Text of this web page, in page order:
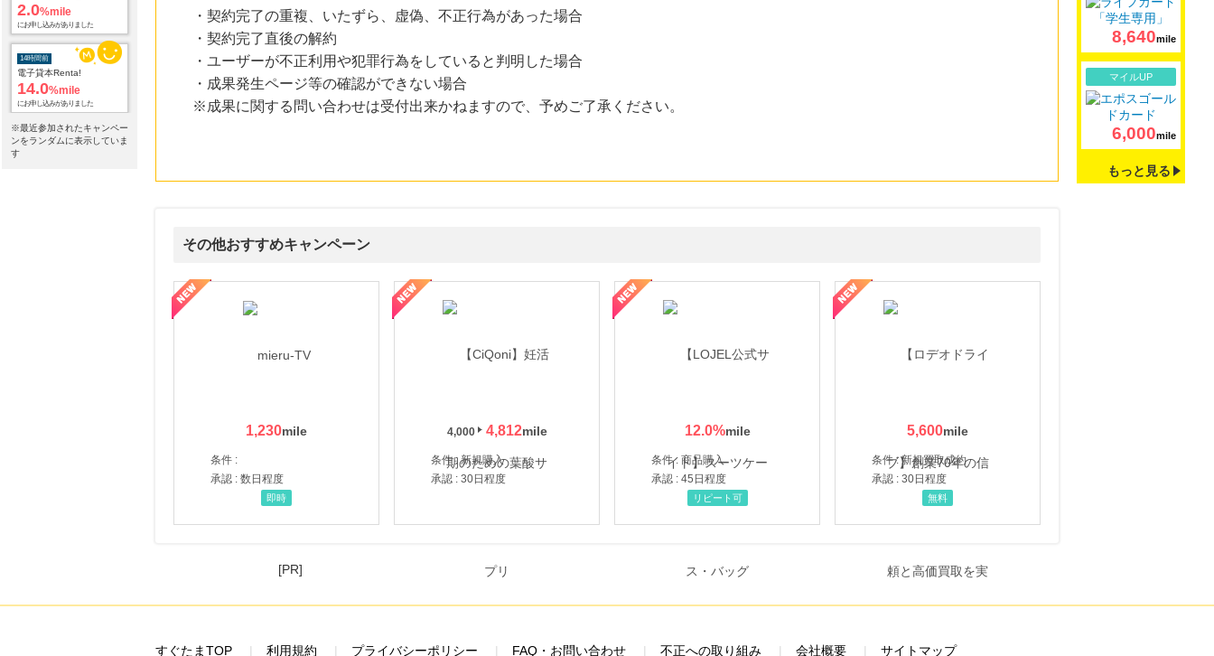
2.0%mile
にお申し込みがありました
14時間前
電子貸本Renta!
14.0%mile
にお申し込みがありました
14時間前
※最近参加されたキャンペー
ンをランダムに表示していま
す
・契約完了の重複、いたずら、虚偽、不正行為があった場合
・契約完了直後の解約
・ユーザーが不正利用や犯罪行為をしていると判明した場合
・成果発生ページ等の確認ができない場合
※成果に関する問い合わせは受付出来かねますので、予めご了承ください。
その他おすすめキャンペーン
1,230
条件 :
承認 : 数日程度
即時
4,000 4,812
条件 : 新規購入
承認 : 30日程度
12.0%
条件 : 商品購入
承認 : 45日程度
【LOJEL公式サイト】スーツケース・バッグ
リピート可
5,600
条件 : 新規買取成約
承認 : 30日程度
【ロデオドライブ】創業70年の信頼と高価買取を実現！ブランド品・貴金属の無料査定
無料
8,640mile
マイルUP
6,000mile
もっと見る
[PR]
すぐたまTOP 利用規約 プライバシーポリシー FAQ・お問い合わせ 不正への取り組み 会社概要 サイトマップ